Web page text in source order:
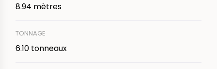
8.94 mètres
TONNAGE
6.10 tonneaux